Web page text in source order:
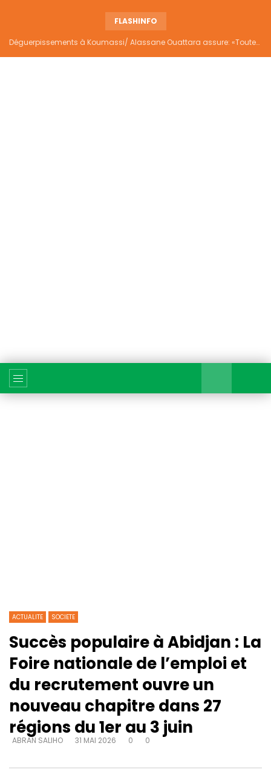
FLASHINFO
Déguerpissements à Koumassi/ Alassane Ouattara assure: «Toutes les responsabilités seront établies et elles donneront lieu aux sanctions prévues par la loi»
ACTUALITE SOCIETE
Succès populaire à Abidjan : La
Foire nationale de l’emploi et
du recrutement ouvre un
nouveau chapitre dans 27
régions du 1er au 3 juin
ABRAN SALIHO 31 MAI 2026 0 0